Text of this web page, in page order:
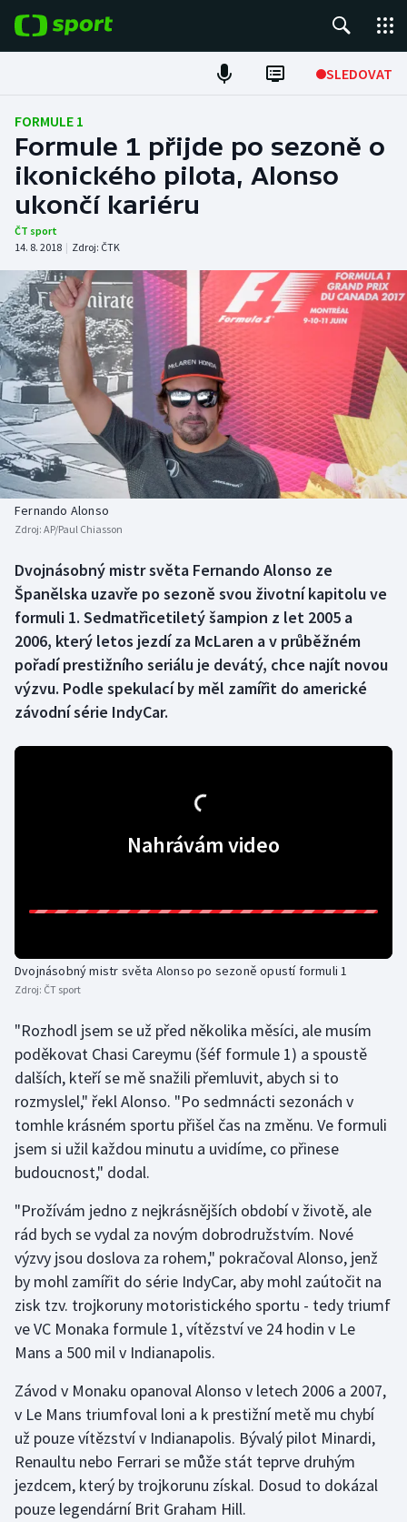
SLEDOVAT
Fotbal
Hokej
Tenis
Atletika
Cyklistika
DALŠÍ SPORTY
Americký fotbal
Baseball a softbal
Basketbal
Biatlon
Box
Curling
Dostihy
Judo
Krasobruslení
Lezení
Lyže a snowboard
Moderní pětiboj
Motorsport
Olympijské hry
Plavání
Plážový volejbal
Ragby
Rychlobruslení
Rychlostní kanoistika
NEPŘEHLÉDNĚTE
Soutěže
Historické návraty
Aplikace ČT sport
FORMULE 1
Formule 1 přijde po sezoně o
ikonického pilota, Alonso
ukončí kariéru
ČT sport
14. 8. 2018 | Zdroj: ČTK
Fernando Alonso
Zdroj: AP/Paul Chiasson
Dvojnásobný mistr světa Fernando Alonso ze
Španělska uzavře po sezoně svou životní kapitolu ve
formuli 1. Sedmatřicetiletý šampion z let 2005 a
2006, který letos jezdí za McLaren a v průběžném
pořadí prestižního seriálu je devátý, chce najít novou
výzvu. Podle spekulací by měl zamířit do americké
závodní série IndyCar.
Nahrávám video
Dvojnásobný mistr světa Alonso po sezoně opustí formuli 1
Zdroj: ČT sport
"Rozhodl jsem se už před několika měsíci, ale musím
poděkovat Chasi Careymu (šéf formule 1) a spoustě
dalších, kteří se mě snažili přemluvit, abych si to
rozmyslel," řekl Alonso. "Po sedmnácti sezonách v
tomhle krásném sportu přišel čas na změnu. Ve formuli
jsem si užil každou minutu a uvidíme, co přinese
budoucnost," dodal.
"Prožívám jedno z nejkrásnějších období v životě, ale
rád bych se vydal za novým dobrodružstvím. Nové
výzvy jsou doslova za rohem," pokračoval Alonso, jenž
by mohl zamířit do série IndyCar, aby mohl zaútočit na
zisk tzv. trojkoruny motoristického sportu - tedy triumf
ve VC Monaka formule 1, vítězství ve 24 hodin v Le
Mans a 500 mil v Indianapolis.
Závod v Monaku opanoval Alonso v letech 2006 a 2007,
v Le Mans triumfoval loni a k prestižní metě mu chybí
už pouze vítězství v Indianapolis. Bývalý pilot Minardi,
Renaultu nebo Ferrari se může stát teprve druhým
jezdcem, který by trojkorunu získal. Dosud to dokázal
pouze legendární Brit Graham Hill.